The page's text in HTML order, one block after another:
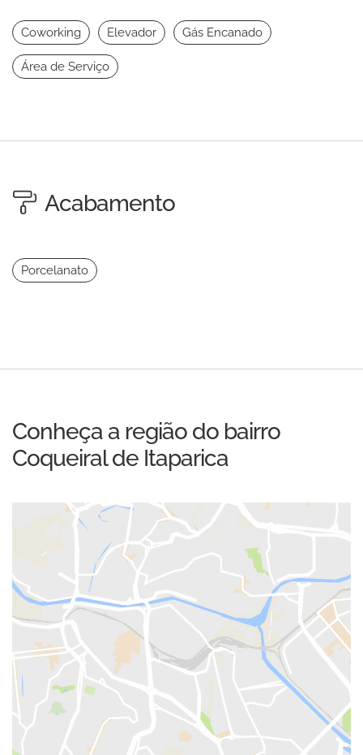
Coworking Elevador Gás Encanado
Área de Serviço
Acabamento
Porcelanato
Conheça a região do bairro
Coqueiral de Itaparica